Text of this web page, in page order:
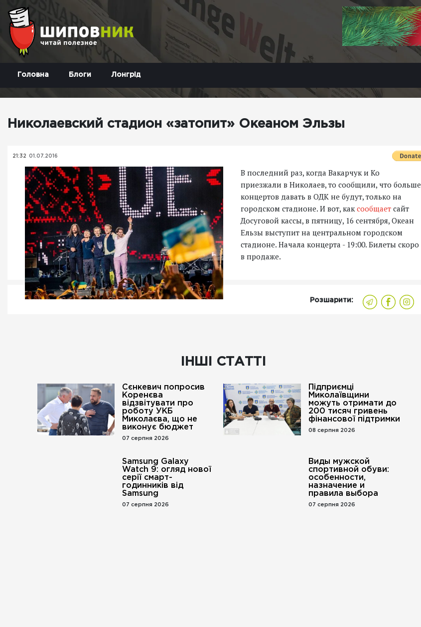
Головна Блоги Лонгрід
Николаевский стадион «затопит» Океаном Эльзы
21:32 01.07.2016
В последний раз, когда Вакарчук и Ко
приезжали в Николаев, то сообщили, что больше
концертов давать в ОДК не будут, только на
городском стадионе. И вот, каксообщает сайт
Досуговой кассы, в пятницу, 16 сентября, Океан
Ельзы выступит на центральном городском
стадионе. Начала концерта - 19:00. Билеты скоро
в продаже.
Розшарити:
ІНШІ СТАТТІ
Сєнкевич попросив
Коренєва
відзвітувати про
роботу УКБ
Миколаєва, що не
виконує бюджет
07 серпня 2026
Підприємці
Миколаївщини
можуть отримати до
200 тисяч гривень
фінансової підтримки
08 серпня 2026
Samsung Galaxy
Watch 9: огляд нової
серії смарт-
годинників від
Samsung
07 серпня 2026
Виды мужской
спортивной обуви:
особенности,
назначение и
правила выбора
07 серпня 2026